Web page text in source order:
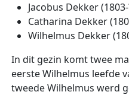
Jacobus Dekker (1803-
Catharina Dekker
Wilhelmus Dekker
In dit gezin komt twee
eerste Wilhelmus leefde
tweede Wilhelmus werd